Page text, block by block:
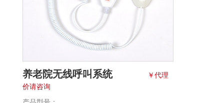
养老院无线呼叫系统
￥代理
价请咨询